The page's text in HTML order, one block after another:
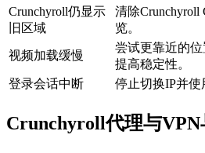
Crunchyroll仍显示
旧区域
清除Crunchyroll
览。
视频加载缓慢
尝试更靠近的
提高稳定性。
登录会话中断
停止切换IP并使
Crunchyroll代理与VPN